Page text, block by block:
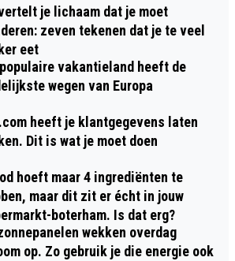
je lichaam dat je moet
zeven tekenen dat je te veel
eet
vakantieland heeft de
wegen van Europa
heeft je klantgegevens laten
Dit is wat je moet doen
hoeft maar 4 ingrediënten te
maar dit zit er écht in jouw
boterham. Is dat erg?
wekken overdag
op. Zo gebruik je die energie ook